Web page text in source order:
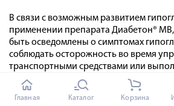
В связи с возможным развитием
применении препарата Диабетон®
быть осведомлены о симптомах
соблюдать осторожность во время
транспортными средствами или
требующей высокой скорости
реакций, особенно в начале терапии.
Главная Каталог Корзина